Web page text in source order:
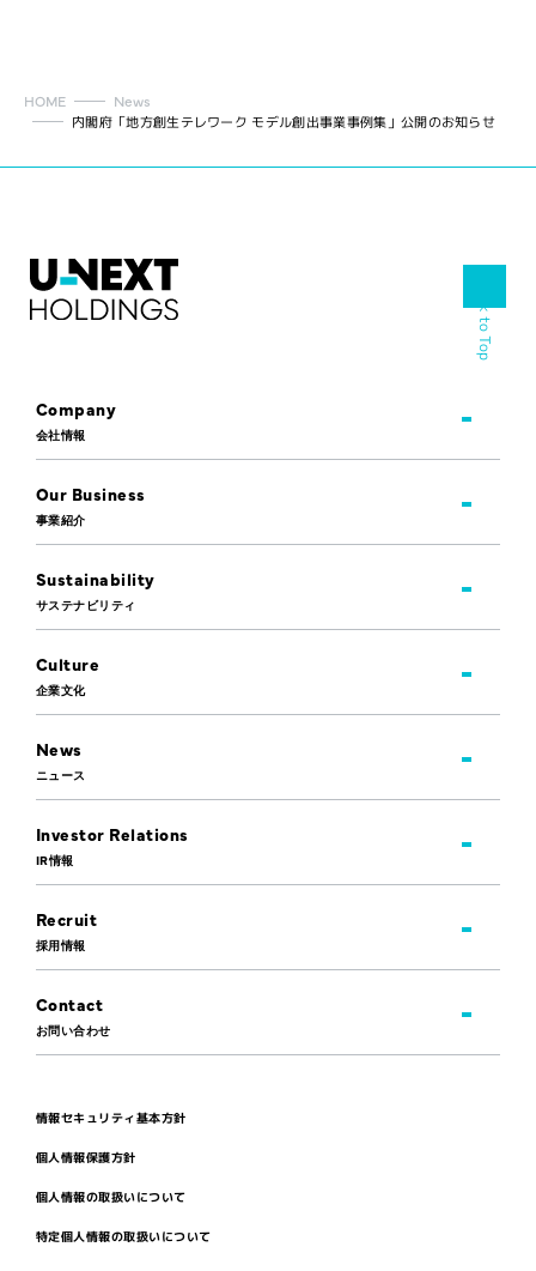
HOME News
内閣府「地方創生テレワーク モデル創出事業事例集」公開のお知らせ
Company
会社情報
Our Business
事業紹介
Sustainability
サステナビリティ
Culture
企業文化
News
ニュース
Investor Relations
IR情報
Recruit
採用情報
Contact
お問い合わせ
情報セキュリティ基本方針
個人情報保護方針
個人情報の取扱いについて
特定個人情報の取扱いについて
Back to Top